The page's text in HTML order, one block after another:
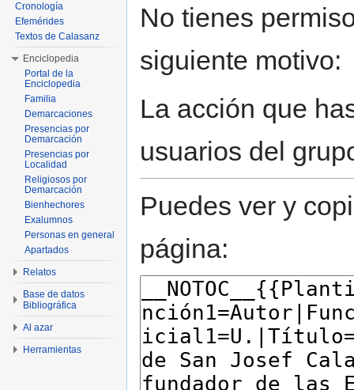
No tienes
siguiente motivo:
La acción que
usuarios del
Puedes ver y
página:
Cronología
Efemérides
Textos de Calasanz
Enciclopedia
Portal de la
Enciclopedia
Familia
Demarcaciones
Presencias por
Demarcación
Presencias por
Localidad
Religiosos por
Demarcación
Bienhechores
Exalumnos
Personas en general
Apartados
Relatos
Base de datos
Bibliográfica
Al azar
Herramientas